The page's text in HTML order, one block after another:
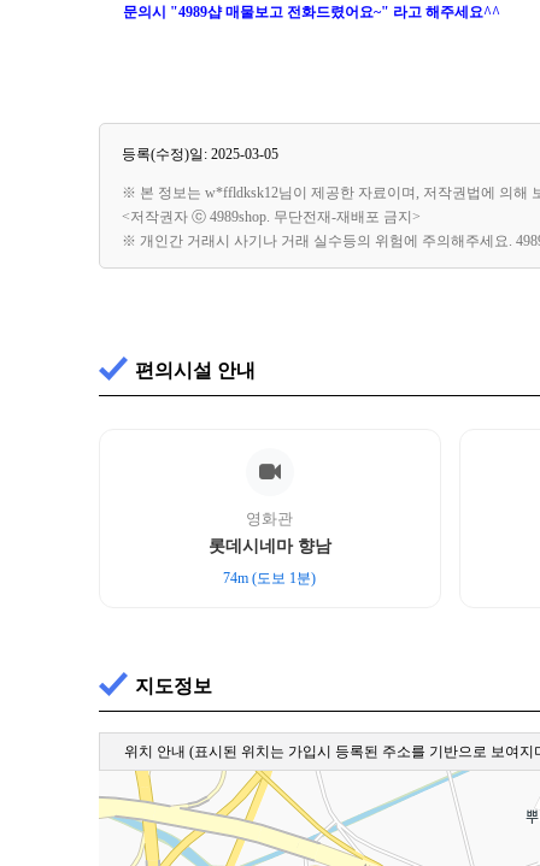
문의시 "4989샵 매물보고 전화드렸어요~" 라고 해주세요^^
등록(수정)일: 2025-03-05
※ 본 정보는 w*ffldksk12님이 제공한 자료이며, 저작권법에 의해
<저작권자 ⓒ 4989shop. 무단전재-재배포 금지>
※ 개인간 거래시 사기나 거래 실수등의 위험에 주의해주세요.
편의시설 안내
영화관
롯데시네마 향남
74m (도보 1분)
지도정보
위치 안내 (표시된 위치는 가입시 등록된 주소를 기반으로 보여